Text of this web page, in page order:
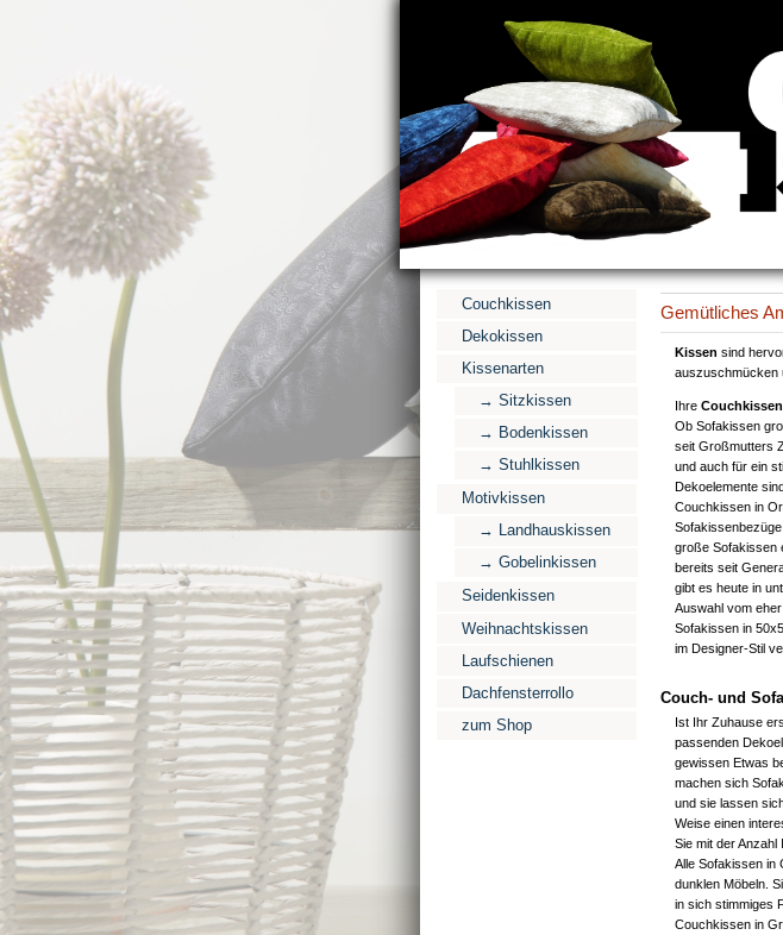
Couchkissen
Dekokissen
Kissenarten
→ Sitzkissen
→ Bodenkissen
→ Stuhlkissen
Motivkissen
→ Landhauskissen
→ Gobelinkissen
Seidenkissen
Weihnachtskissen
Laufschienen
Dachfensterrollo
zum Shop
Gemütliches
Kissen sind
auszuschmücken
Ihre Couchkissen
Ob Sofakissen
seit Großmutters
und auch für ein
Dekoelemente
Couchkissen in
große Sofakissen
bereits seit
gibt es heute in
Auswahl vom
Sofakissen in
im Designer-Stil
Couch- und
Ist Ihr Zuhause
passenden
gewissen Etwas
machen sich
und sie lassen
Weise einen
Sie mit der
Alle Sofakissen in
dunklen Möbeln.
in sich stimmiges
Couchkissen in